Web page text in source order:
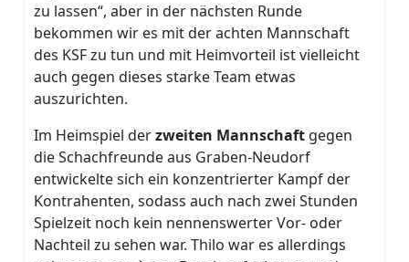
zu lassen“, aber in der nächsten Runde
bekommen wir es mit der achten Mannschaft
des KSF zu tun und mit Heimvorteil ist vielleicht
auch gegen dieses starke Team etwas
auszurichten.
Im Heimspiel derzweiten Mannschaft gegen
die Schachfreunde aus Graben-Neudorf
entwickelte sich ein konzentrierter Kampf der
Kontrahenten, sodass auch nach zwei Stunden
Spielzeit noch kein nennenswerter Vor- oder
Nachteil zu sehen war. Thilo war es allerdings